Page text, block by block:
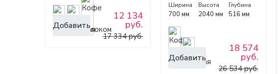
Добавить
12 134
руб.
17 334 руб.
Ширина
700 мм
Высота
2040 мм
Глубина
516 мм
Добавить
18 574
руб.
26 534 руб.